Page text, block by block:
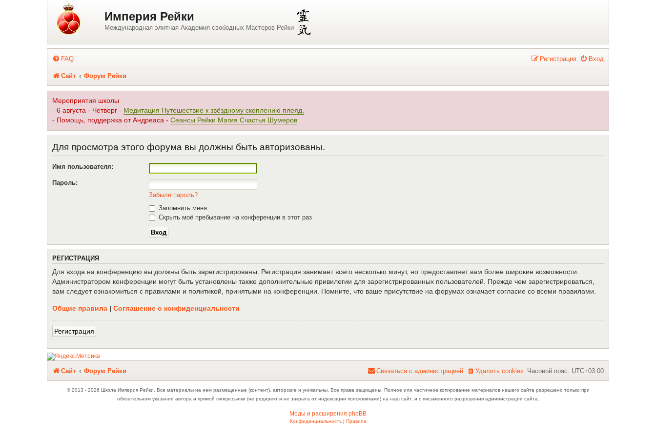
Регистрация Империя Рейки
Международная элитная Академия свободных Мастеров Рейки
FAQ Вход
Регистрация
Сайт Форум Рейки
Мероприятия школы
- 6 августа - Четверг - Медитация Путешествие к звёздному скоплению плеяд,
- Помощь, поддержка от Андреаса - Сеансы Рейки Магия Счастья Шумеров
Для просмотра этого форума вы должны быть авторизованы.
Имя пользователя:
Пароль:
Забыли пароль?
Запомнить меня
Скрыть моё пребывание на конференции в этот раз
РЕГИСТРАЦИЯ
Для входа на конференцию вы должны быть зарегистрированы. Регистрация занимает всего несколько минут, но предоставляет вам более широкие возможности.
Администратором конференции могут быть установлены также дополнительные привилегии для зарегистрированных пользователей. Прежде чем зарегистрироваться,
вам следует ознакомиться с правилами и политикой, принятыми на конференции. Помните, что ваше присутствие на форумах означает согласие со всеми правилами.
Общие правила | Соглашение о конфиденциальности
Регистрация
Сайт Форум Рейки Часовой пояс: UTC+03:00
Удалить cookies
Связаться с
Связаться с администрацией
© 2013 - 2026 Школа Империя Рейки. Все материалы на нем размещенные (контент), авторские и уникальны. Все права защищены. Полное или частичное копирование материалов нашего сайта разрешено только при
обязательном указании автора и прямой гиперссылки (не редирект и не закрыта от индексации поисковиками) на наш сайт, и с письменного разрешения администрации сайта.
Моды и расширения phpBB
Конфиденциальность| Правила